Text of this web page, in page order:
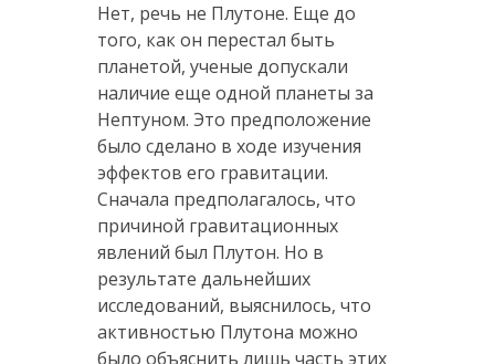
Нет, речь не Плутоне. Еще до
того, как он перестал быть
планетой, ученые допускали
наличие еще одной планеты за
Нептуном. Это предположение
было сделано в ходе изучения
эффектов его гравитации.
Сначала предполагалось, что
причиной гравитационных
явлений был Плутон. Но в
результате дальнейших
исследований, выяснилось, что
активностью Плутона можно
было объяснить лишь часть этих